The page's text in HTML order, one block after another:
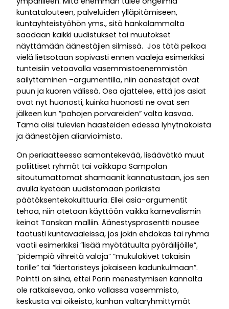
kuntatalouteen, palveluiden ylläpitämiseen,
kuntayhteistyöhön yms., sitä hankalammalta
saadaan kaikki uudistukset tai muutokset
näyttämään äänestäjien silmissä. Jos tätä pelkoa
vielä lietsotaan sopivasti ennen vaaleja esimerkiksi
tunteisiin vetoavalla vasemmistoenemmistön
säilyttäminen –argumentilla, niin äänestäjät ovat
puun ja kuoren välissä. Osa ajattelee, että jos asiat
ovat nyt huonosti, kuinka huonosti ne ovat sen
jälkeen kun ”pahojen porvareiden” valta kasvaa.
Tämä olisi tulevien haasteiden edessä lyhytnäköistä
ja äänestäjien aliarvioimista.
On periaatteessa samantekevää, lisäävätkö muut
poliittiset ryhmät tai vaikkapa Sampolan
sitoutumattomat shamaanit kannatustaan, jos sen
avulla kyetään uudistamaan porilaista
päätöksentekokulttuuria. Ellei asia-argumentit
tehoa, niin otetaan käyttöön vaikka karnevalismin
keinot Tanskan malliin. Äänestysprosentti nousee
taatusti kuntavaaleissa, jos jokin ehdokas tai ryhmä
vaatii esimerkiksi ”lisää myötätuulta pyöräilijöille”,
”pidempiä vihreitä valoja” ”mukulakivet takaisin
torille” tai ”kiertoristeys jokaiseen kadunkulmaan”.
Pointti on siinä, ettei Porin menestymisen kannalta
ole ratkaisevaa, onko vallassa vasemmisto,
keskusta vai oikeisto, kunhan valtaryhmittymät